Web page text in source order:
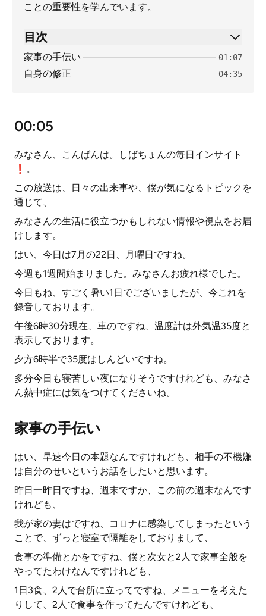
ことの重要性を学んでいます。
目次
家事の手伝い 01:07
自身の修正 04:35
00:05
みなさん、こんばんは。しばちょんの毎日インサイト
❗。
この放送は、日々の出来事や、僕が気になるトピックを
通じて、
みなさんの生活に役立つかもしれない情報や視点をお届
けします。
はい、今日は7月の22日、月曜日ですね。
今週も1週間始まりました。みなさんお疲れ様でした。
今日もね、すごく暑い1日でございましたが、今これを
録音しております。
午後6時30分現在、車のですね、温度計は外気温35度と
表示しております。
夕方6時半で35度はしんどいですね。
多分今日も寝苦しい夜になりそうですけれども、みなさ
ん熱中症には気をつけてくださいね。
家事の手伝い
はい、早速今日の本題なんですけれども、相手の不機嫌
は自分のせいというお話をしたいと思います。
昨日一昨日ですね、週末ですか、この前の週末なんです
けれども、
我が家の妻はですね、コロナに感染してしまったという
ことで、ずっと寝室で隔離をしておりまして、
食事の準備とかをですね、僕と次女と2人で家事全般を
やってたわけなんですけれども、
1日3食、2人で台所に立ってですね、メニューを考えた
りして、2人で食事を作ってたんですけれども、